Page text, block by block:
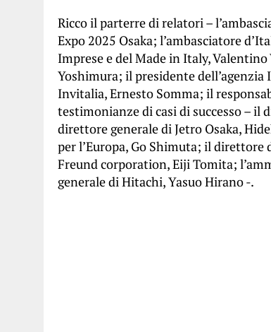
Ricco il parterre di relatori –
Expo 2025 Osaka; l’ambasciatore
Imprese e del Made in Italy,
Yoshimura; il presidente
Invitalia, Ernesto Somma; il
testimonianze di casi di successo –
direttore generale di Jetro Osaka,
per l’Europa, Go Shimuta; il direttore
Freund corporation, Eiji Tomita;
generale di Hitachi, Yasuo Hirano -.